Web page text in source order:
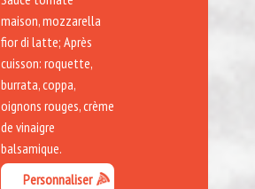
maison, mozzarella
fior di latte; Après
cuisson: roquette,
burrata, coppa,
oignons rouges, crème
de vinaigre
balsamique.
Personnaliser